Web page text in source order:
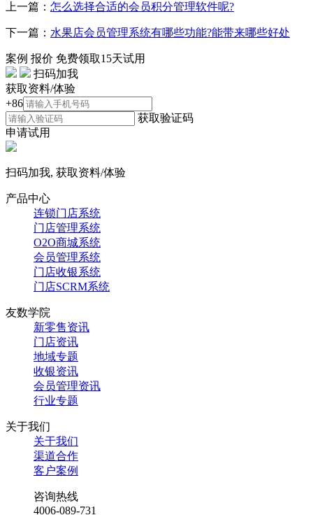
上一篇： 怎么选择合适的会员积分管理软件呢?
下一篇： 水果店会员管理系统有哪些功能?能带来哪些好处
案例 报价 免费领取15天试用
扫码加我
获取资料/体验
+86
获取验证码
申请试用
扫码加我, 获取资料/体验
产品中心
连锁门店系统
门店管理系统
O2O商城系统
会员管理系统
门店收银系统
门店SCRM系统
友数学院
新零售资讯
门店资讯
地域专题
收银资讯
会员管理资讯
行业专题
关于我们
关于我们
渠道合作
客户案例
咨询热线
4006-089-731